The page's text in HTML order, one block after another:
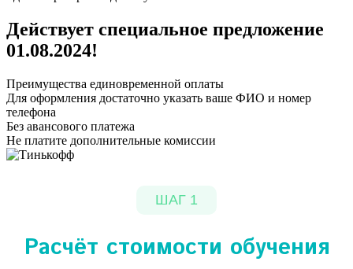
Действует специальное предложение
01.08.2024!
Преимущества единовременной оплаты
Для оформления достаточно указать ваше ФИО и номер
телефона
Без авансового платежа
Не платите дополнительные комиссии